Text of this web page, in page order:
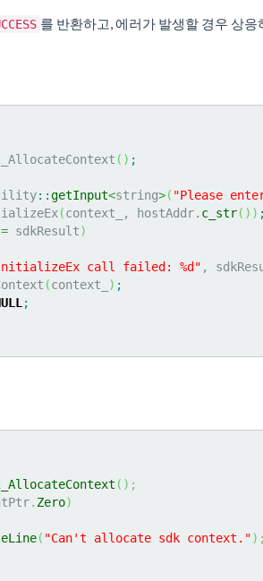
를 반환하고, 에러가 발생할 경우 상
( ) ;
::getInput<string>( "Please
(context_, hostAddr. c_str( ) ) ;
= sdkResult)
call failed: %d" ,
(context_ ) ;
;
( ) ;
. Zero)
( "Can't allocate sdk context.") ;